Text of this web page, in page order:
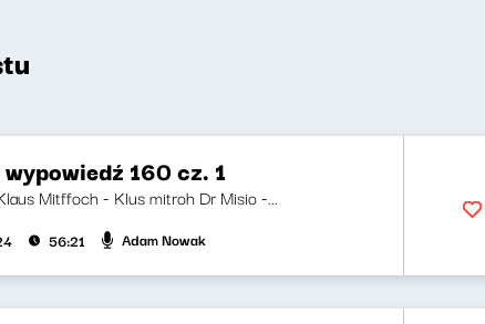
160 cz. 1
Mitffoch - Klus mitroh Dr Misio -...
56:21 Adam Nowak